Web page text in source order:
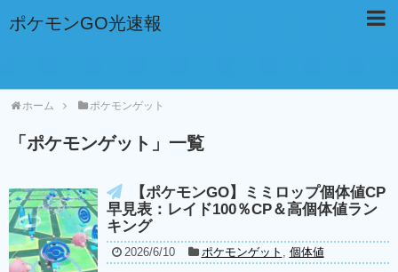
ポケモンGO光速報
ホーム ポケモンゲット
「 ポケモンゲット 」 一覧
【ポケモンGO】ミミロップ個体値CP
早見表：レイド100％CP＆高個体値ラン
キング
2026/6/10 ポケモンゲット , 個体値